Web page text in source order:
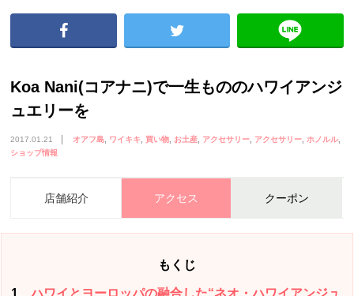
Koa Nani(コアナニ)で一生もののハワイアンジ
ュエリーを
2017.01.21 オアフ島 ワイキキ 買い物 お土産 アクセサリー アクセサリー ホノルル
ショップ情報
店舗紹介 アクセス クーポン
もくじ
1
ハワイとヨーロッパの融合した“ネオ・ハワイアンジュ